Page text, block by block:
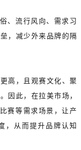
、流行风向、需求习
，减少外来品牌的隔
高，且观赛文化、聚
因此，在拉美市场，
赛等需求场景，让产
，从而提升品牌认知